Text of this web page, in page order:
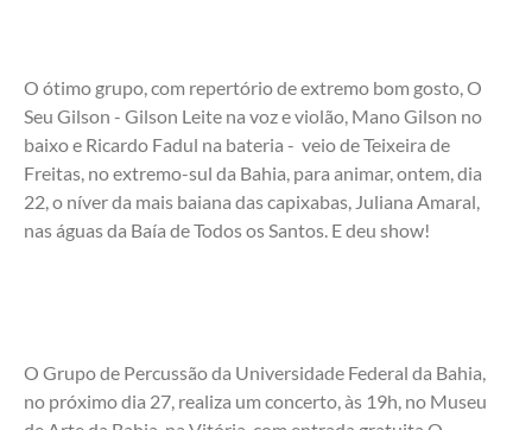
O ótimo grupo, com repertório de extremo bom gosto, O
Seu Gilson - Gilson Leite na voz e violão, Mano Gilson no
baixo e Ricardo Fadul na bateria -  veio de Teixeira de
Freitas, no extremo-sul da Bahia, para animar, ontem, dia
22, o níver da mais baiana das capixabas, Juliana Amaral,
nas águas da Baía de Todos os Santos. E deu show!
O Grupo de Percussão da Universidade Federal da Bahia,
no próximo dia 27, realiza um concerto, às 19h, no Museu